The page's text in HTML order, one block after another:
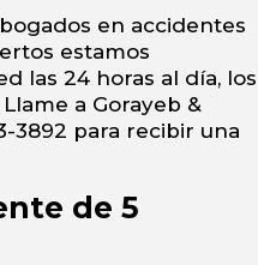
en accidentes
estamos
las 24 horas al día, los
a Gorayeb &
3892 para recibir una
de 5